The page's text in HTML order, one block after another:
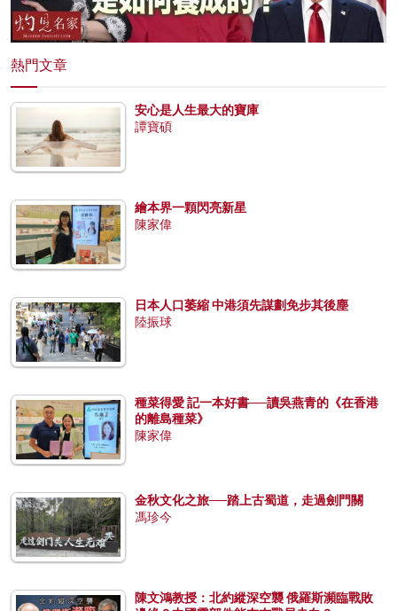
熱門文章
安心是人生最大的寶庫
譚寶碩
繪本界一顆閃亮新星
陳家偉
日本人口萎縮 中港須先謀劃免步其後塵
陸振球
種菜得愛 記一本好書──讀吳燕青的《在香港
的離島種菜》
陳家偉
金秋文化之旅──踏上古蜀道，走過劍門關
馮珍今
陳文鴻教授：北約縱深空襲 俄羅斯瀕臨戰敗